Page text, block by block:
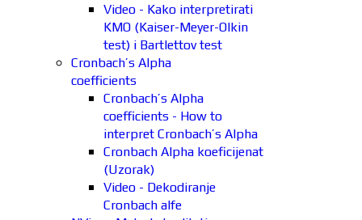
Video - Kako interpretirati
KMO (Kaiser-Meyer-Olkin
test) i Bartlettov test
Cronbach’s Alpha
coefficients
Cronbach’s Alpha
coefficients - How to
interpret Cronbach’s Alpha
Cronbach Alpha koeficijenat
(Uzorak)
Video - Dekodiranje
Cronbach alfe